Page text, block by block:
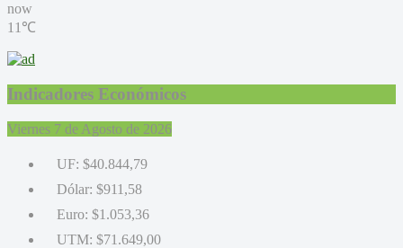
now
11℃
Indicadores Económicos
Viernes 7 de Agosto de 2026
UF: $40.844,79
Dólar: $911,58
Euro: $1.053,36
UTM: $71.649,00